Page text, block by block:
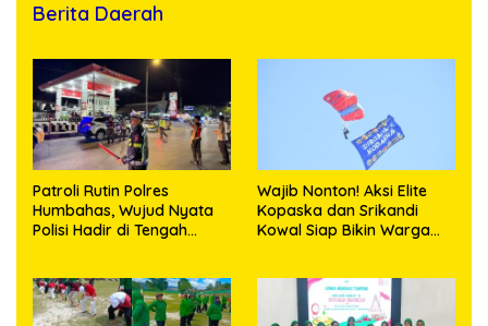
Berita Daerah
Patroli Rutin Polres
Humbahas, Wujud Nyata
Polisi Hadir di Tengah
Wajib Nonton! Aksi Elite
Kopaska dan Srikandi
Kowal Siap Bikin Warga